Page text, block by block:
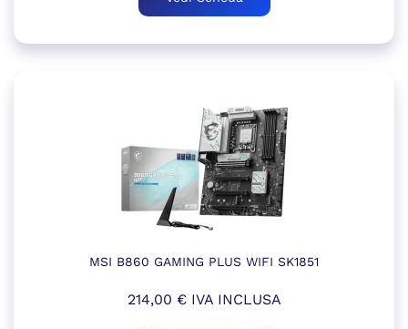
MSI B860 GAMING PLUS WIFI SK1851
214,00 €IVA INCLUSA